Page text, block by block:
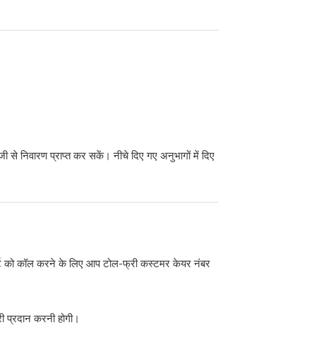
निवारण प्राप्त कर सकें। नीचे दिए गए अनुभागों में दिए
को कॉल करने के लिए आप टोल-फ्री कस्टमर केयर नंबर
करनी होगी।